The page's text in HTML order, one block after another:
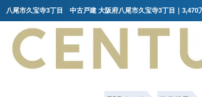
八尾市久宝寺3丁目 中古戸建 大阪府八尾市久宝寺3丁目｜3,470